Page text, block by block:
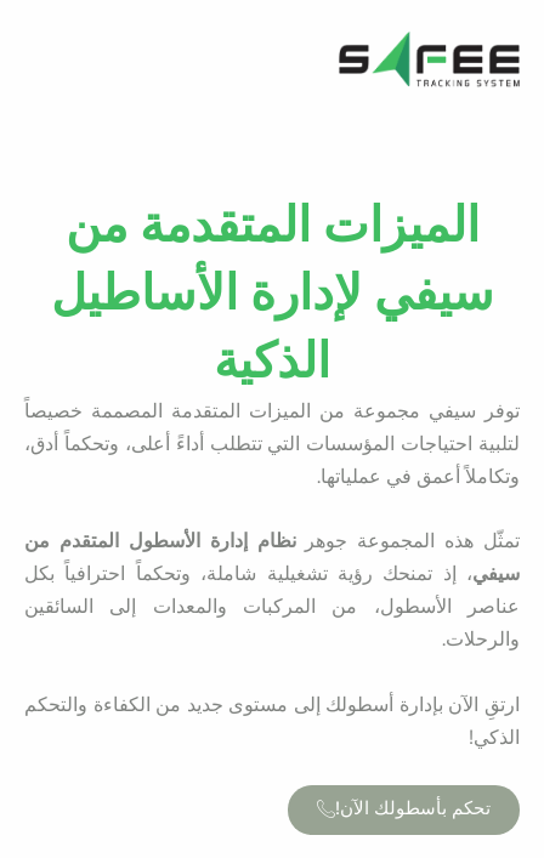
إلى
المحتوى
الميزات المتقدمة من
سيفي لإدارة الأساطيل
الذكية
توفر سيفي مجموعة من الميزات المتقدمة المصممة خصيصاً
لتلبية احتياجات المؤسسات التي تتطلب أداءً أعلى، وتحكماً أدق،
وتكاملاً أعمق في عملياتها.
تمثّل هذه المجموعة جوهرنظام إدارة الأسطول المتقدم من
سيفي، إذ تمنحك رؤية تشغيلية شاملة، وتحكماً احترافياً بكل
عناصر الأسطول، من المركبات والمعدات إلى السائقين
والرحلات.
ارتقِ الآن بإدارة أسطولك إلى مستوى جديد من الكفاءة والتحكم
الذكي!
تحكم بأسطولك الآن!